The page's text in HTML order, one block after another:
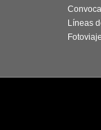
Líneas